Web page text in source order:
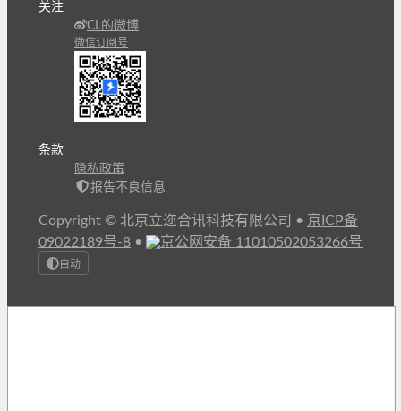
关注
CL的微博
微信订阅号
条款
隐私政策
报告不良信息
Copyright © 北京立迩合讯科技有限公司 • 京ICP备
09022189号-8 • 京公网安备 11010502053266号
自动